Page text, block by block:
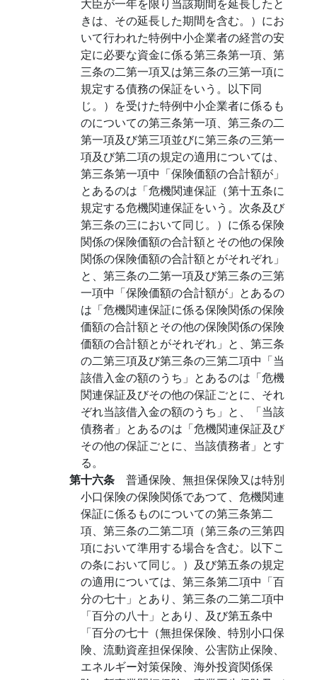
きは、その延長した期間を含む。）にお
いて行われた特例中小企業者の経営の安
定に必要な資金に係る第三条第一項、第
三条の二第一項又は第三条の三第一項に
規定する債務の保証をいう。以下同
じ。）を受けた特例中小企業者に係るも
のについての第三条第一項、第三条の二
第一項及び第三項並びに第三条の三第一
項及び第二項の規定の適用については、
第三条第一項中「保険価額の合計額が」
とあるのは「危機関連保証（第十五条に
規定する危機関連保証をいう。次条及び
第三条の三において同じ。）に係る保険
関係の保険価額の合計額とその他の保険
関係の保険価額の合計額とがそれぞれ」
と、第三条の二第一項及び第三条の三第
一項中「保険価額の合計額が」とあるの
は「危機関連保証に係る保険関係の保険
価額の合計額とその他の保険関係の保険
価額の合計額とがそれぞれ」と、第三条
の二第三項及び第三条の三第二項中「当
該借入金の額のうち」とあるのは「危機
関連保証及びその他の保証ごとに、それ
ぞれ当該借入金の額のうち」と、「当該
債務者」とあるのは「危機関連保証及び
その他の保証ごとに、当該債務者」とす
る。
第十六条 普通保険、無担保保険又は特別
小口保険の保険関係であつて、危機関連
保証に係るものについての第三条第二
項、第三条の二第二項（第三条の三第四
項において準用する場合を含む。以下こ
の条において同じ。）及び第五条の規定
の適用については、第三条第二項中「百
分の七十」とあり、第三条の二第二項中
「百分の八十」とあり、及び第五条中
「百分の七十（無担保保険、特別小口保
険、流動資産担保保険、公害防止保険、
エネルギー対策保険、海外投資関係保